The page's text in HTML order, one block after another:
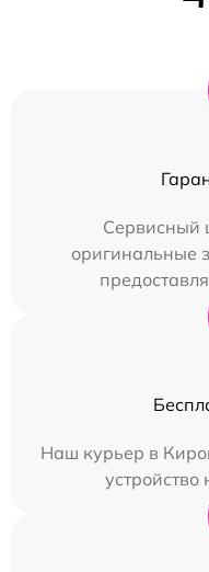
Сервисный
оригинальные
Наш курьер в
устройство